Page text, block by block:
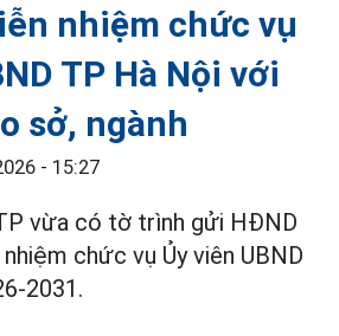
nhiệm chức vụ
TP Hà Nội với
sở, ngành
- 15:27
vừa có tờ trình gửi HĐND
chức vụ Ủy viên UBND
2031.